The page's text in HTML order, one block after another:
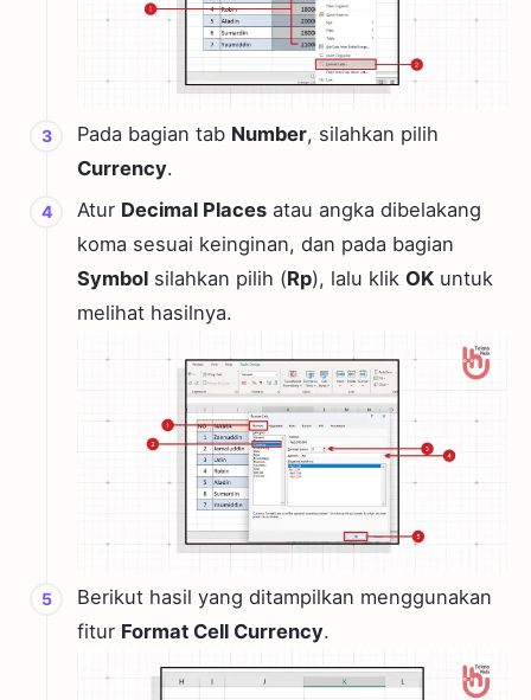
Pada bagian tab Number, silahkan pilih
Currency.
Atur Decimal Places atau angka dibelakang
koma sesuai keinginan, dan pada bagian
Symbol silahkan pilih (Rp), lalu klik OK untuk
melihat hasilnya.
Berikut hasil yang ditampilkan menggunakan
fitur Format Cell Currency.